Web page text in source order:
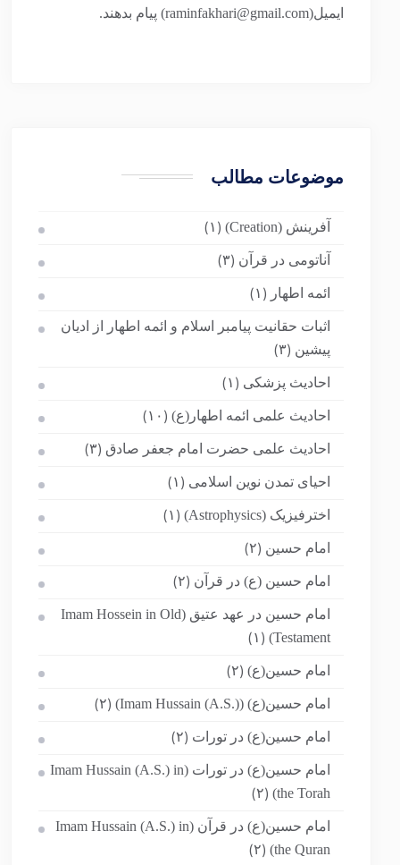
ایمیل(raminfakhari@gmail.com) پیام بدهند.
موضوعات مطالب
آفرینش (Creation) (۱)
آناتومی در قرآن (۳)
ائمه اطهار (۱)
اثبات حقانیت پیامبر اسلام و ائمه اطهار از ادیان
پیشین (۳)
احادیث پزشکی (۱)
احادیث علمی ائمه اطهار(ع) (۱۰)
احادیث علمی حضرت امام جعفر صادق (۳)
احیای تمدن نوین اسلامی (۱)
اخترفیزیک (Astrophysics) (۱)
امام حسین (۲)
امام حسین (ع) در قرآن (۲)
امام حسین در عهد عتیق (Imam Hossein in Old
Testament)
(۱)
امام حسین(ع) (۲)
امام حسین(ع) (Imam Hussain (A.S.)) (۲)
امام حسین(ع) در تورات (۲)
امام حسین(ع) در تورات (Imam Hussain (A.S.) in
the Torah)
(۲)
امام حسین(ع) در قرآن (Imam Hussain (A.S.) in
the Quran)
(۲)